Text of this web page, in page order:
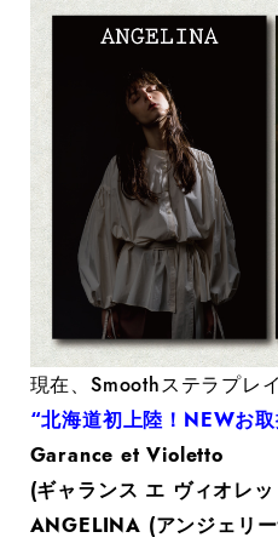
現在、Smoothステラプレ
“北海道初上陸！NEWお
Garance et Violetto
(ギャランス エ ヴィオレ
ANGELINA (アンジェリ